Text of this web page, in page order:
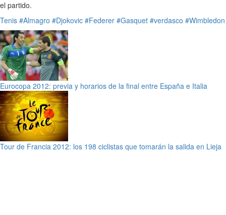
el partido.
Tenis #Almagro #Djokovic #Federer #Gasquet #verdasco #Wimbledon
Eurocopa 2012: previa y horarios de la final entre España e Italia
Tour de Francia 2012: los 198 ciclistas que tomarán la salida en Lieja